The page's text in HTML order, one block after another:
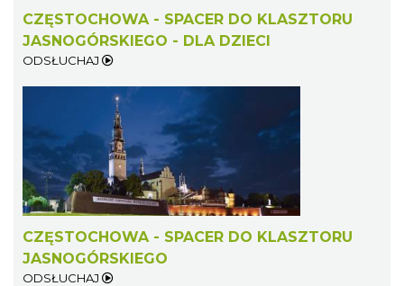
CZĘSTOCHOWA - SPACER DO KLASZTORU
JASNOGÓRSKIEGO - DLA DZIECI
ODSŁUCHAJ
CZĘSTOCHOWA - SPACER DO KLASZTORU
JASNOGÓRSKIEGO
ODSŁUCHAJ